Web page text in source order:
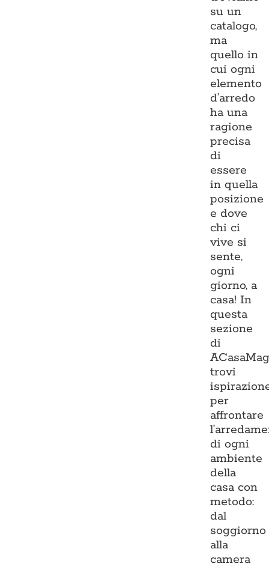
su un
catalogo,
ma
quello in
cui ogni
elemento
d’arredo
ha una
ragione
precisa
di
essere
in quella
posizione
e dove
chi ci
vive si
sente,
ogni
giorno, a
casa! In
questa
sezione
di
trovi
per
affrontare
di ogni
ambiente
della
casa con
metodo:
dal
soggiorno
alla
camera